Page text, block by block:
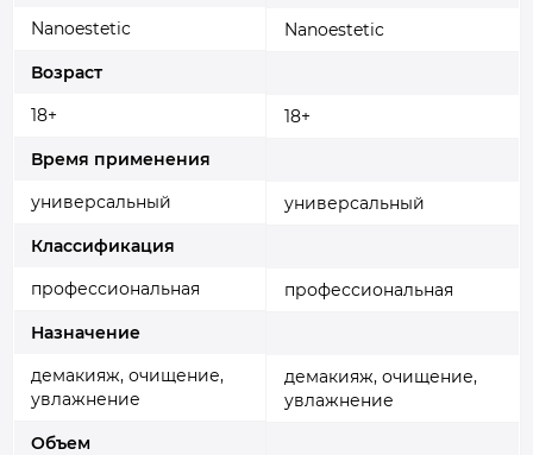
Nanoestetic
Возраст
18+
Время применения
универсальный
Классификация
профессиональная
Назначение
демакияж, очищение,
увлажнение
Объем
Nanoestetic
18+
универсальный
профессиональная
демакияж, очищение,
увлажнение